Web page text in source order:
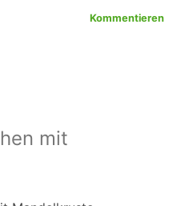
Kommentieren
mit